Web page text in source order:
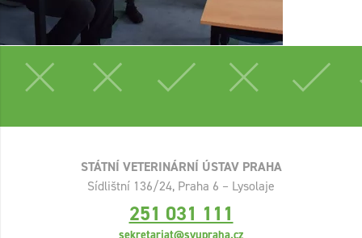
STÁTNÍ VETERINÁRNÍ ÚSTAV PRAHA
Sídlištní 136/24, Praha 6 – Lysolaje
251 031 111